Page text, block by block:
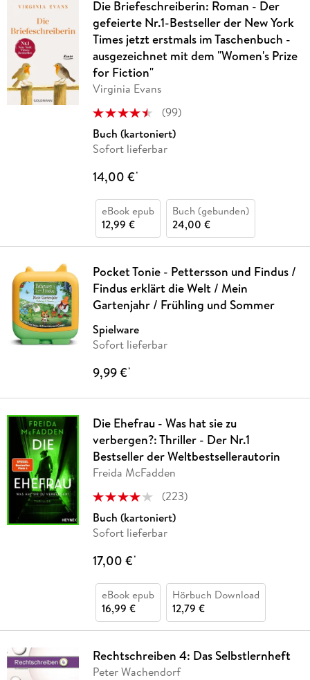
Die Briefeschreiberin: Roman - Der
gefeierte Nr.1-Bestseller der New York
Times jetzt erstmals im Taschenbuch -
ausgezeichnet mit dem "Women's Prize
for Fiction"
Virginia Evans
(99)
Buch (kartoniert)
Sofort lieferbar
14,00 €*
eBook epub
12,99 €
Buch (gebunden)
24,00 €
Pocket Tonie - Pettersson und Findus /
Findus erklärt die Welt / Mein
Gartenjahr / Frühling und Sommer
Spielware
Sofort lieferbar
9,99 €*
Die Ehefrau - Was hat sie zu
verbergen?: Thriller - Der Nr.1
Bestseller der Weltbestsellerautorin
Freida McFadden
(223)
Buch (kartoniert)
Sofort lieferbar
17,00 €*
eBook epub
16,99 €
Hörbuch Download
12,79 €
Rechtschreiben 4: Das Selbstlernheft
Peter Wachendorf